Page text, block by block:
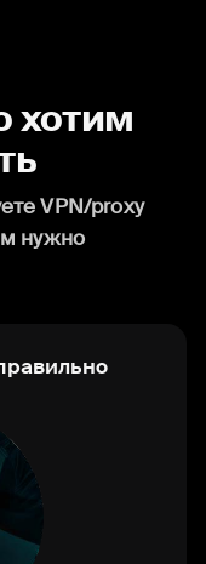
хотим
VPN/proxy
нужно